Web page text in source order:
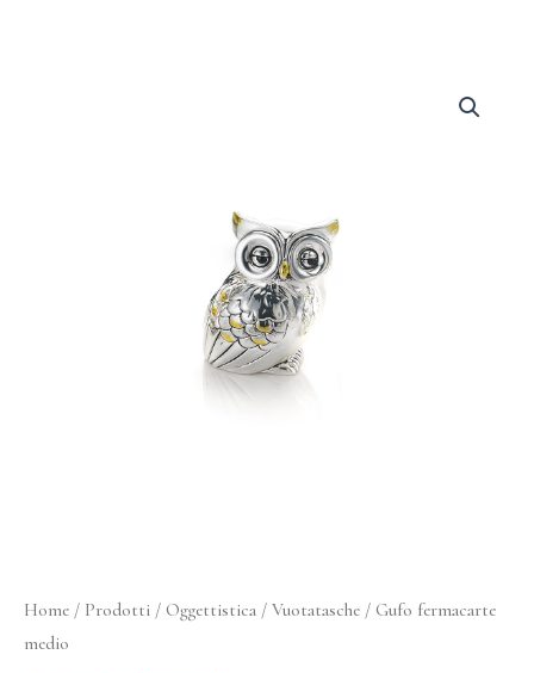
Home / Prodotti / Oggettistica / Vuotatasche / Gufo fermacarte
medio